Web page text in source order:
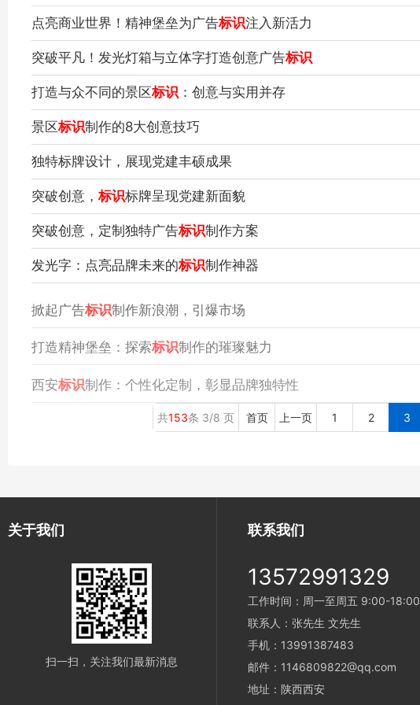
点亮商业世界！精神堡垒为广告标识注入新活力
突破平凡！发光灯箱与立体字打造创意广告标识
打造与众不同的景区标识 ：创意与实用并存
景区标识制作的8大创意技巧
独特标牌设计，展现党建丰硕成果
突破创意，标识标牌呈现党建新面貌
突破创意，定制独特广告标识制作方案
发光字：点亮品牌未来的标识制作神器
掀起广告标识制作新浪潮，引爆市场
打造精神堡垒：探索 标识制作的璀璨魅力
标识
共153条 3/8 页 首页 上一页 1 2 3
关于我们
扫一扫，关注我们最新消息
联系我们
13572991329
工作时间：周一至周五 9:00-18:00
联系人：张先生 文先生
手机：13991387483
邮件：1146809822@qq.com
地址：陕西西安